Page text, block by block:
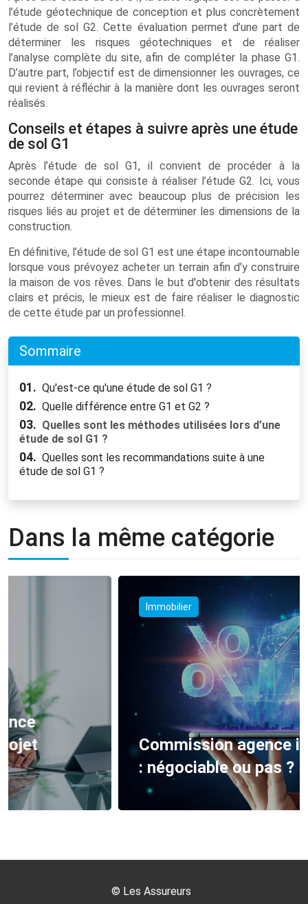
l’étude géotechnique de conception et plus concrètement
l’étude de sol G2. Cette évaluation permet d’une part de
déterminer les risques géotechniques et de réaliser
l’analyse complète du site, afin de compléter la phase G1.
D’autre part, l’objectif est de dimensionner les ouvrages, ce
qui revient à réfléchir à la manière dont les ouvrages seront
réalisés.
Conseils et étapes à suivre après une étude
de sol G1
Après l’étude de sol G1, il convient de procéder à la
seconde étape qui consiste à réaliser l’étude G2. Ici, vous
pourrez déterminer avec beaucoup plus de précision les
risques liés au projet et de déterminer les dimensions de la
construction.
En définitive, l’étude de sol G1 est une étape incontournable
lorsque vous prévoyez acheter un terrain afin d’y construire
la maison de vos rêves. Dans le but d'obtenir des résultats
clairs et précis, le mieux est de faire réaliser le diagnostic
de cette étude par un professionnel.
Sommaire
01. Qu'est-ce qu'une étude de sol G1 ?
02. Quelle différence entre G1 et G2 ?
03. Quelles sont les méthodes utilisées lors d’une
étude de sol G1 ?
04. Quelles sont les recommandations suite à une
étude de sol G1 ?
Dans la même catégorie
Commission agence immobilière
: négociable ou pas ?
© Les Assureurs